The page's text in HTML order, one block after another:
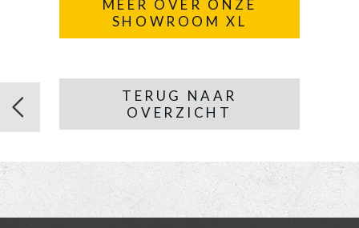
MEER OVER ONZE
SHOWROOM XL
TERUG NAAR
OVERZICHT